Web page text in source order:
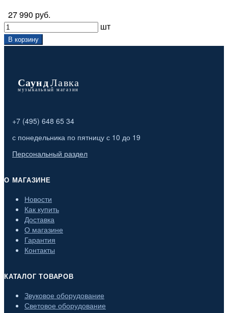
27 990 руб.
шт
В корзину
+7 (495) 648 65 34
с понедельника по пятницу с 10 до 19
Персональный раздел
О МАГАЗИНЕ
Новости
Как купить
Доставка
О магазине
Гарантия
Контакты
КАТАЛОГ ТОВАРОВ
Звуковое оборудование
Световое оборудование